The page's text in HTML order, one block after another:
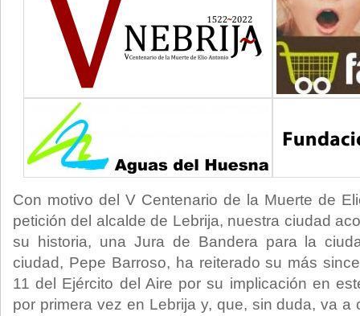
Con motivo del V Centenario de la Muerte de
petición del alcalde de Lebrija, nuestra ciudad
su historia, una Jura de Bandera para la
ciudad, Pepe Barroso, ha reiterado su más
11 del Ejército del Aire por su implicación en
por primera vez en Lebrija y, que, sin duda, va a